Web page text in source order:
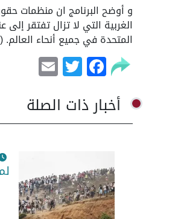
و أوضح البرنامج ان منظمات
الغربية التي لا تزال تفتقر
المتحدة في جميع أنحاء
Facebook
Twitter
أخبار ذات الصلة